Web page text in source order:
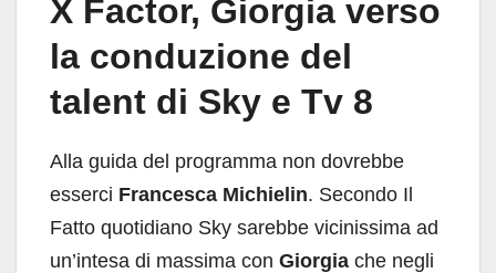
X Factor, Giorgia verso
la conduzione del
talent di Sky e Tv 8
Alla guida del programma non dovrebbe
esserci Francesca Michielin. Secondo Il
Fatto quotidiano Sky sarebbe vicinissima ad
un’intesa di massima con Giorgia che negli